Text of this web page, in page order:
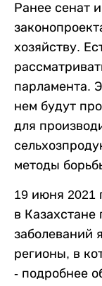
Ранее сенат
хозяйству.
парламента.
нем будут
для
методы
19 июня 2021
в Казахстане
заболеваний
регионы, в
- подробнее